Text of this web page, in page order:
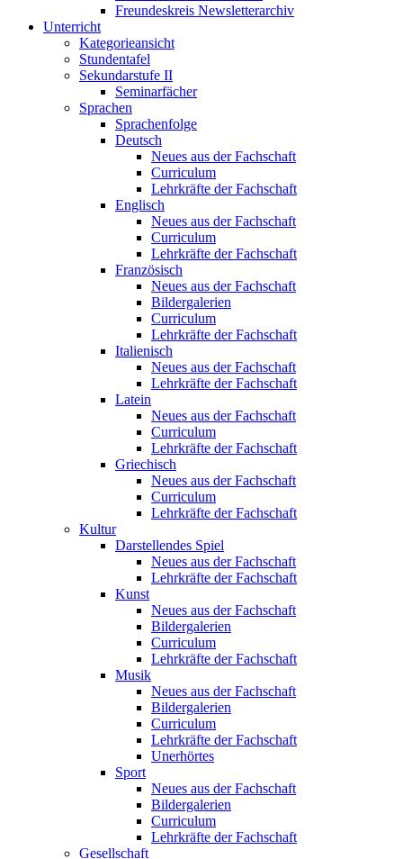
Freundeskreis Newsletterarchiv
Unterricht
Kategorieansicht
Stundentafel
Sekundarstufe II
Seminarfächer
Sprachen
Sprachenfolge
Deutsch
Neues aus der Fachschaft
Curriculum
Lehrkräfte der Fachschaft
Englisch
Neues aus der Fachschaft
Curriculum
Lehrkräfte der Fachschaft
Französisch
Neues aus der Fachschaft
Bildergalerien
Curriculum
Lehrkräfte der Fachschaft
Italienisch
Neues aus der Fachschaft
Lehrkräfte der Fachschaft
Latein
Neues aus der Fachschaft
Curriculum
Lehrkräfte der Fachschaft
Griechisch
Neues aus der Fachschaft
Curriculum
Lehrkräfte der Fachschaft
Kultur
Darstellendes Spiel
Neues aus der Fachschaft
Lehrkräfte der Fachschaft
Kunst
Neues aus der Fachschaft
Bildergalerien
Curriculum
Lehrkräfte der Fachschaft
Musik
Neues aus der Fachschaft
Bildergalerien
Curriculum
Lehrkräfte der Fachschaft
Unerhörtes
Sport
Neues aus der Fachschaft
Bildergalerien
Curriculum
Lehrkräfte der Fachschaft
Gesellschaft